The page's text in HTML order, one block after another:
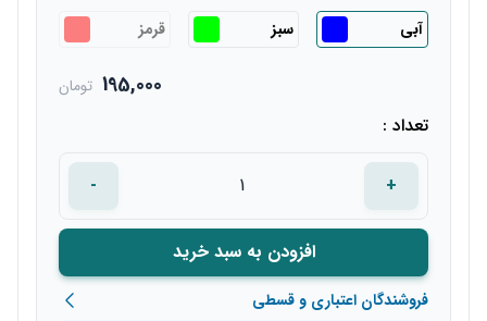
آبی
سبز قرمز
195,000 تومان
تعداد :
+
-
افزودن به سبد خرید
فروشندگان اعتباری و قسطی